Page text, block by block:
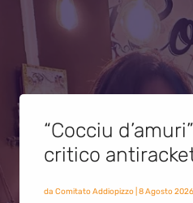
“Cocciu
critico
da Comitato Addiopizzo| 8 Agosto 2026